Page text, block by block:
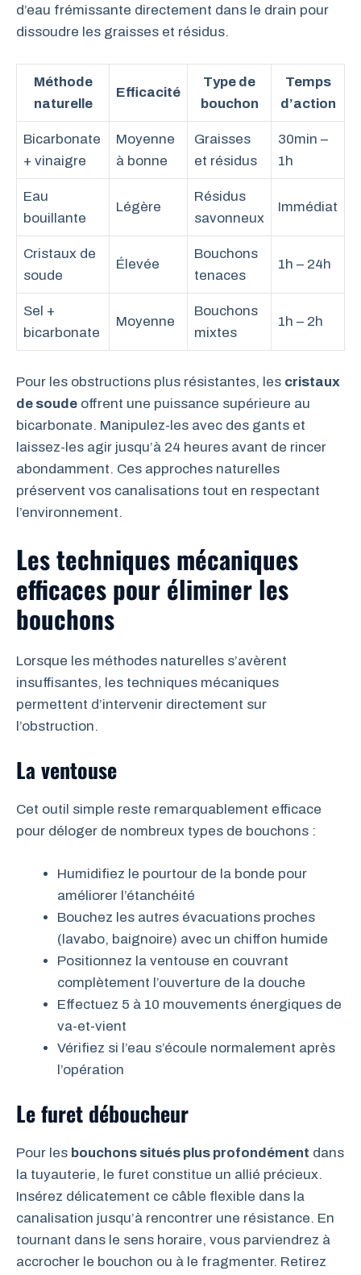
d’eau frémissante directement dans le drain pour
dissoudre les graisses et résidus.
Méthode
naturelle
Efficacité
Type de
bouchon
Temps
d’action
Bicarbonate
+ vinaigre
Moyenne
à bonne
Graisses
et résidus
30min –
1h
Eau
bouillante
Légère
Résidus
savonneux
Immédiat
Cristaux de
soude
Élevée
Bouchons
tenaces
1h – 24h
Sel +
bicarbonate
Moyenne
Bouchons
mixtes
1h – 2h
Pour les obstructions plus résistantes, les cristaux
de soude offrent une puissance supérieure au
bicarbonate. Manipulez-les avec des gants et
laissez-les agir jusqu’à 24 heures avant de rincer
abondamment. Ces approches naturelles
préservent vos canalisations tout en respectant
l’environnement.
Les techniques mécaniques
efficaces pour éliminer les
bouchons
Lorsque les méthodes naturelles s’avèrent
insuffisantes, les techniques mécaniques
permettent d’intervenir directement sur
l’obstruction.
La ventouse
Cet outil simple reste remarquablement efficace
pour déloger de nombreux types de bouchons :
Humidifiez le pourtour de la bonde pour
améliorer l’étanchéité
Bouchez les autres évacuations proches
(lavabo, baignoire) avec un chiffon humide
Positionnez la ventouse en couvrant
complètement l’ouverture de la douche
Effectuez 5 à 10 mouvements énergiques de
va-et-vient
Vérifiez si l’eau s’écoule normalement après
l’opération
Le furet déboucheur
Pour les bouchons situés plus profondément dans
la tuyauterie, le furet constitue un allié précieux.
Insérez délicatement ce câble flexible dans la
canalisation jusqu’à rencontrer une résistance. En
tournant dans le sens horaire, vous parviendrez à
accrocher le bouchon ou à le fragmenter. Retirez